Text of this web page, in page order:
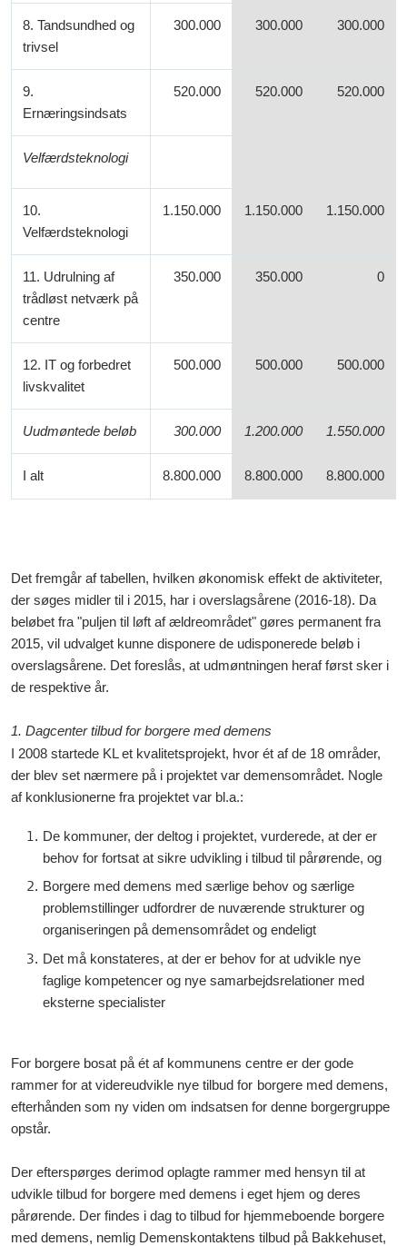
8. Tandsundhed og
trivsel
300.000 300.000 300.000
9.
Ernæringsindsats
520.000 520.000 520.000
Velfærdsteknologi
10.
Velfærdsteknologi
1.150.000 1.150.000 1.150.000
11. Udrulning af
trådløst netværk på
centre
350.000 350.000 0
12. IT og forbedret
livskvalitet
500.000 500.000 500.000
Uudmøntede beløb 300.000 1.200.000 1.550.000
I alt 8.800.000 8.800.000 8.800.000
Det fremgår af tabellen, hvilken økonomisk effekt de aktiviteter,
der søges midler til i 2015, har i overslagsårene (2016-18). Da
beløbet fra "puljen til løft af ældreområdet" gøres permanent fra
2015, vil udvalget kunne disponere de udisponerede beløb i
overslagsårene. Det foreslås, at udmøntningen heraf først sker i
de respektive år.
1. Dagcenter tilbud for borgere med demens
I 2008 startede KL et kvalitetsprojekt, hvor ét af de 18 områder,
der blev set nærmere på i projektet var demensområdet. Nogle
af konklusionerne fra projektet var bl.a.:
De kommuner, der deltog i projektet, vurderede, at der er
behov for fortsat at sikre udvikling i tilbud til pårørende, og
Borgere med demens med særlige behov og særlige
problemstillinger udfordrer de nuværende strukturer og
organiseringen på demensområdet og endeligt
Det må konstateres, at der er behov for at udvikle nye
faglige kompetencer og nye samarbejdsrelationer med
eksterne specialister
For borgere bosat på ét af kommunens centre er der gode
rammer for at videreudvikle nye tilbud for borgere med demens,
efterhånden som ny viden om indsatsen for denne borgergruppe
opstår.
Der efterspørges derimod oplagte rammer med hensyn til at
udvikle tilbud for borgere med demens i eget hjem og deres
pårørende. Der findes i dag to tilbud for hjemmeboende borgere
med demens, nemlig Demenskontaktens tilbud på Bakkehuset,